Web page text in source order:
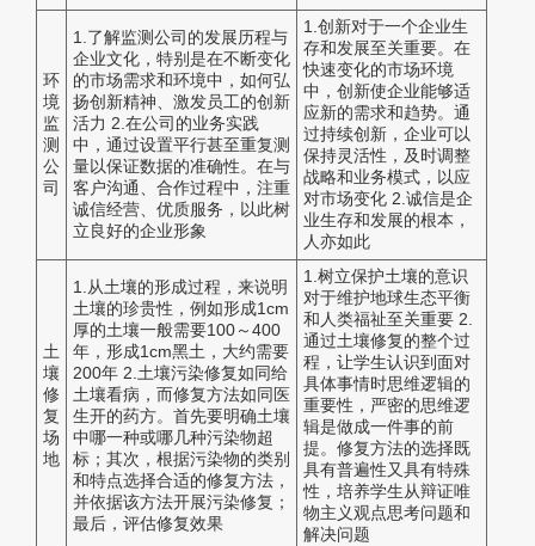
环
境
监
测
公
司
1.了解监测公司的发展历程与
企业文化，特别是在不断变化
的市场需求和环境中，如何弘
扬创新精神、激发员工的创新
活力 2.在公司的业务实践
中，通过设置平行甚至重复测
量以保证数据的准确性。在与
客户沟通、合作过程中，注重
诚信经营、优质服务，以此树
立良好的企业形象
1.创新对于一个企业生
存和发展至关重要。在
快速变化的市场环境
中，创新使企业能够适
应新的需求和趋势。通
过持续创新，企业可以
保持灵活性，及时调整
战略和业务模式，以应
对市场变化 2.诚信是企
业生存和发展的根本，
人亦如此
土
壤
修
复
场
地
1.从土壤的形成过程，来说明
土壤的珍贵性，例如形成1cm
厚的土壤一般需要100～400
年，形成1cm黑土，大约需要
200年 2.土壤污染修复如同给
土壤看病，而修复方法如同医
生开的药方。首先要明确土壤
中哪一种或哪几种污染物超
标；其次，根据污染物的类别
和特点选择合适的修复方法，
并依据该方法开展污染修复；
最后，评估修复效果
1.树立保护土壤的意识
对于维护地球生态平衡
和人类福祉至关重要 2.
通过土壤修复的整个过
程，让学生认识到面对
具体事情时思维逻辑的
重要性，严密的思维逻
辑是做成一件事的前
提。修复方法的选择既
具有普遍性又具有特殊
性，培养学生从辩证唯
物主义观点思考问题和
解决问题